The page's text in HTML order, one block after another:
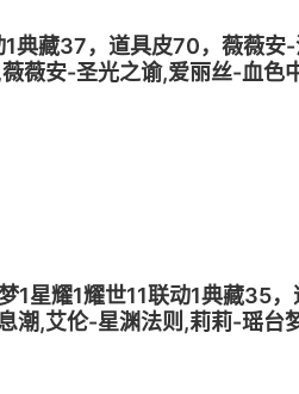
典藏37，道具皮70，薇薇
薇安-圣光之谕,爱丽丝-血色
1星耀1耀世11联动1典藏35
潮,艾伦-星渊法则,莉莉-瑶